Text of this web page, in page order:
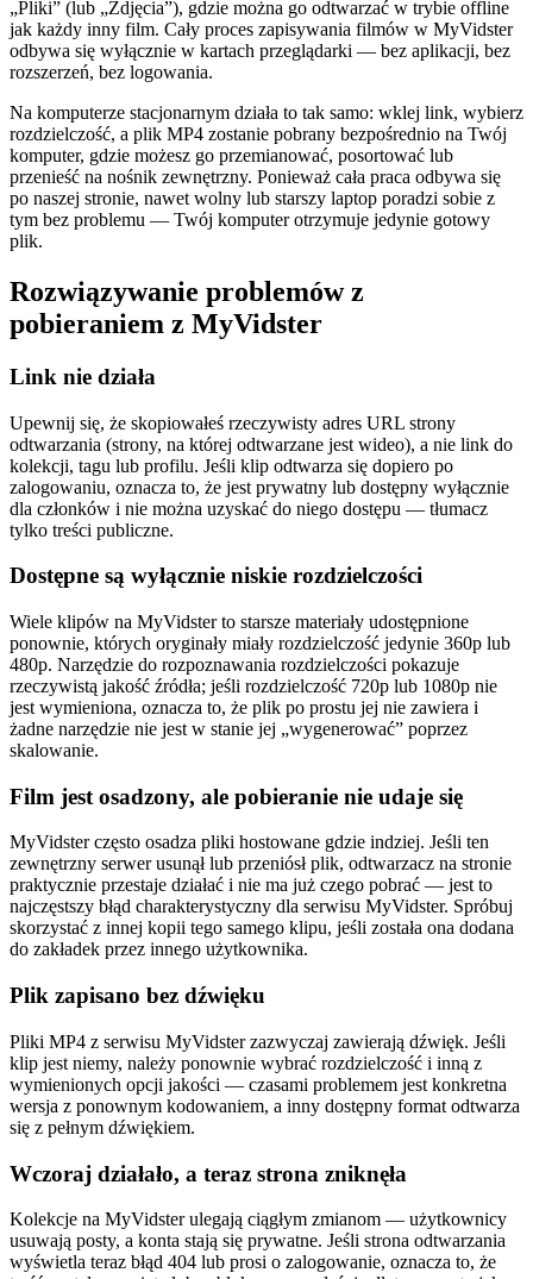
„Pliki” (lub „Zdjęcia”), gdzie można go odtwarzać w trybie offline
jak każdy inny film. Cały proces zapisywania filmów w MyVidster
odbywa się wyłącznie w kartach przeglądarki — bez aplikacji, bez
rozszerzeń, bez logowania.
Na komputerze stacjonarnym działa to tak samo: wklej link, wybierz
rozdzielczość, a plik MP4 zostanie pobrany bezpośrednio na Twój
komputer, gdzie możesz go przemianować, posortować lub
przenieść na nośnik zewnętrzny. Ponieważ cała praca odbywa się
po naszej stronie, nawet wolny lub starszy laptop poradzi sobie z
tym bez problemu — Twój komputer otrzymuje jedynie gotowy
plik.
Rozwiązywanie problemów z
pobieraniem z MyVidster
Link nie działa
Upewnij się, że skopiowałeś rzeczywisty adres URL strony
odtwarzania (strony, na której odtwarzane jest wideo), a nie link do
kolekcji, tagu lub profilu. Jeśli klip odtwarza się dopiero po
zalogowaniu, oznacza to, że jest prywatny lub dostępny wyłącznie
dla członków i nie można uzyskać do niego dostępu — tłumacz
tylko treści publiczne.
Dostępne są wyłącznie niskie rozdzielczości
Wiele klipów na MyVidster to starsze materiały udostępnione
ponownie, których oryginały miały rozdzielczość jedynie 360p lub
480p. Narzędzie do rozpoznawania rozdzielczości pokazuje
rzeczywistą jakość źródła; jeśli rozdzielczość 720p lub 1080p nie
jest wymieniona, oznacza to, że plik po prostu jej nie zawiera i
żadne narzędzie nie jest w stanie jej „wygenerować” poprzez
skalowanie.
Film jest osadzony, ale pobieranie nie udaje się
MyVidster często osadza pliki hostowane gdzie indziej. Jeśli ten
zewnętrzny serwer usunął lub przeniósł plik, odtwarzacz na stronie
praktycznie przestaje działać i nie ma już czego pobrać — jest to
najczęstszy błąd charakterystyczny dla serwisu MyVidster. Spróbuj
skorzystać z innej kopii tego samego klipu, jeśli została ona dodana
do zakładek przez innego użytkownika.
Plik zapisano bez dźwięku
Pliki MP4 z serwisu MyVidster zazwyczaj zawierają dźwięk. Jeśli
klip jest niemy, należy ponownie wybrać rozdzielczość i inną z
wymienionych opcji jakości — czasami problemem jest konkretna
wersja z ponownym kodowaniem, a inny dostępny format odtwarza
się z pełnym dźwiękiem.
Wczoraj działało, a teraz strona zniknęła
Kolekcje na MyVidster ulegają ciągłym zmianom — użytkownicy
usuwają posty, a konta stają się prywatne. Jeśli strona odtwarzania
wyświetla teraz błąd 404 lub prosi o zalogowanie, oznacza to, że